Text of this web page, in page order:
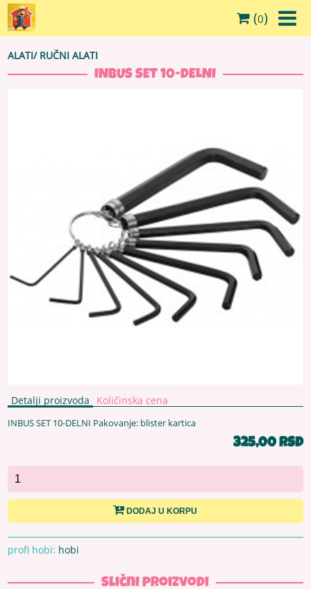
(0)
ALATI/ RUČNI ALATI
INBUS SET 10-DELNI
Detalji proizvoda Količinska cena
INBUS SET 10-DELNI Pakovanje: blister kartica
325,00 RSD
DODAJ U KORPU
profi hobi: hobi
Slični proizvodi